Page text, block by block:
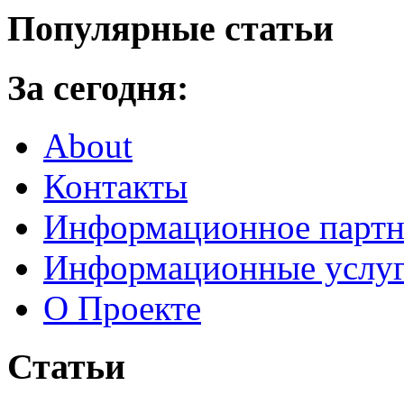
Популярные статьи
За сегодня:
About
Контакты
Информационное
Информационные
О Проекте
Статьи